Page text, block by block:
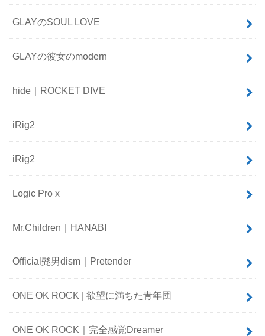
GLAYのSOUL LOVE
GLAYの彼女のmodern
hide｜ROCKET DIVE
iRig2
iRig2
Logic Pro x
Mr.Children｜HANABI
Official髭男dism｜Pretender
ONE OK ROCK | 欲望に満ちた青年団
ONE OK ROCK｜完全感覚Dreamer